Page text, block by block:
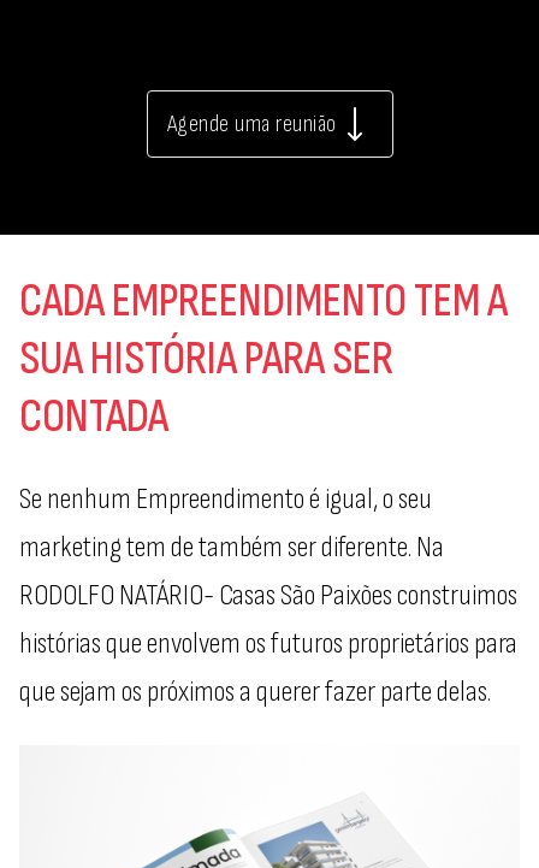
Agende uma reunião
CADA EMPREENDIMENTO TEM A
SUA HISTÓRIA PARA SER
CONTADA
Se nenhum Empreendimento é igual, o seu
marketing tem de também ser diferente. Na
RODOLFO NATÁRIO- Casas São Paixões construimos
histórias que envolvem os futuros proprietários para
que sejam os próximos a querer fazer parte delas.